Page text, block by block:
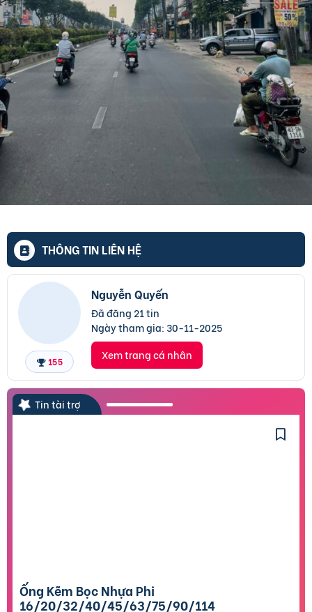
THÔNG TIN LIÊN HỆ
155
Nguyễn Quyến
Đã đăng 21 tin
Ngày tham gia: 30-11-2025
Xem trang cá nhân
Tin tài trợ
Ống Kẽm Bọc Nhựa Phi
16/20/32/40/45/63/75/90/114